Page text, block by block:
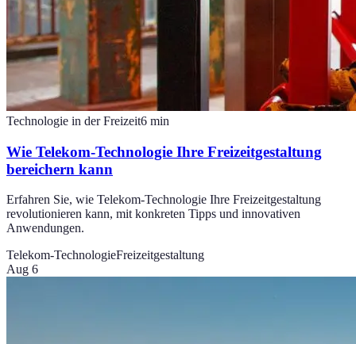
Technologie in der Freizeit6 min
Wie Telekom-Technologie Ihre Freizeitgestaltung
bereichern kann
Erfahren Sie, wie Telekom-Technologie Ihre Freizeitgestaltung
revolutionieren kann, mit konkreten Tipps und innovativen
Anwendungen.
Telekom-TechnologieFreizeitgestaltung
Aug 6